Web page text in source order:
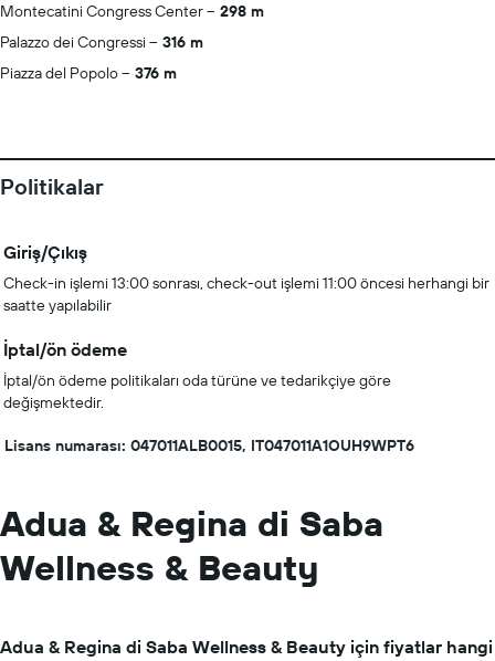
Montecatini Congress Center
298 m
Palazzo dei Congressi
316 m
Piazza del Popolo
376 m
Politikalar
Giriş/Çıkış
Check-in işlemi 13:00 sonrası, check-out işlemi 11:00 öncesi herhangi bir
saatte yapılabilir
İptal/ön ödeme
İptal/ön ödeme politikaları oda türüne ve tedarikçiye göre
değişmektedir.
Lisans numarası: 047011ALB0015, IT047011A1OUH9WPT6
Adua & Regina di Saba
Wellness & Beauty
Adua & Regina di Saba Wellness & Beauty için fiyatlar hangi